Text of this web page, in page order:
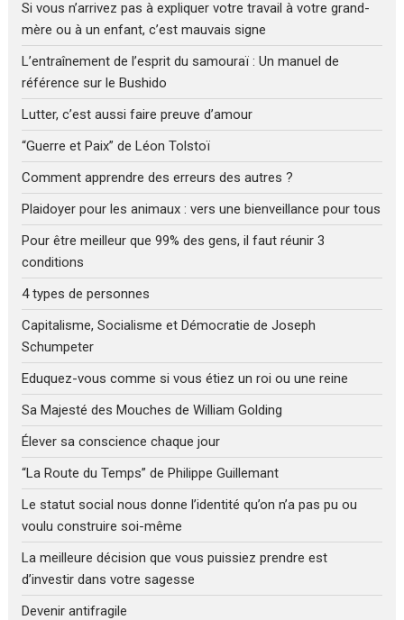
Si vous n’arrivez pas à expliquer votre travail à votre grand-
mère ou à un enfant, c’est mauvais signe
L’entraînement de l’esprit du samouraï : Un manuel de
référence sur le Bushido
Lutter, c’est aussi faire preuve d’amour
“Guerre et Paix” de Léon Tolstoï
Comment apprendre des erreurs des autres ?
Plaidoyer pour les animaux : vers une bienveillance pour tous
Pour être meilleur que 99% des gens, il faut réunir 3
conditions
4 types de personnes
Capitalisme, Socialisme et Démocratie de Joseph
Schumpeter
Eduquez-vous comme si vous étiez un roi ou une reine
Sa Majesté des Mouches de William Golding
Élever sa conscience chaque jour
“La Route du Temps” de Philippe Guillemant
Le statut social nous donne l’identité qu’on n’a pas pu ou
voulu construire soi-même
La meilleure décision que vous puissiez prendre est
d’investir dans votre sagesse
Devenir antifragile